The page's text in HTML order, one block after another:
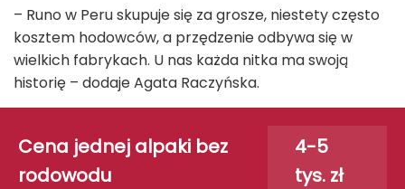
– Runo w Peru skupuje się za grosze, niestety często
kosztem hodowców, a przędzenie odbywa się w
wielkich fabrykach. U nas każda nitka ma swoją
historię – dodaje Agata Raczyńska.
Cena jednej alpaki bez
rodowodu
4-5
tys. zł